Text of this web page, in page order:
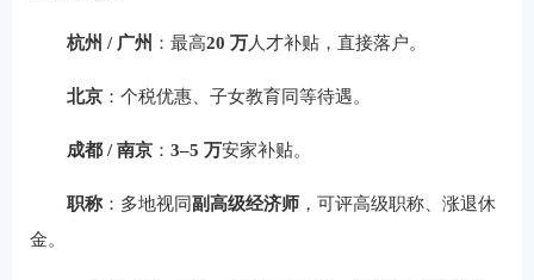
杭州 / 广州 ：最高20 万人才补贴，直接落户。
北京：个税优惠、子女教育同等待遇。
成都 / 南京： 3–5 万安家补贴。
职称：多地视同副高级经济师，可评高级职称、涨退休
金。